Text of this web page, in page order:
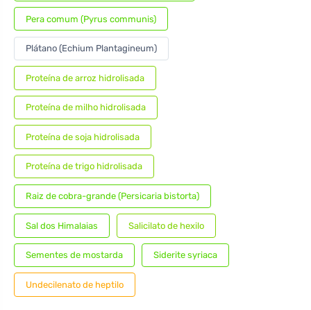
Pera comum (Pyrus communis)
Plátano (Echium Plantagineum)
Proteína de arroz hidrolisada
Proteína de milho hidrolisada
Proteína de soja hidrolisada
Proteína de trigo hidrolisada
Raiz de cobra-grande (Persicaria bistorta)
Sal dos Himalaias Salicilato de hexilo
Sementes de mostarda Siderite syriaca
Undecilenato de heptilo